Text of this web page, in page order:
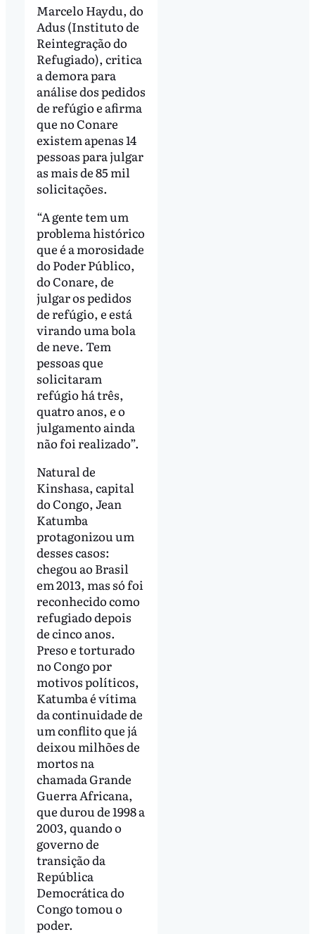
Marcelo Haydu, do
Adus (Instituto de
Reintegração do
Refugiado), critica
a demora para
análise dos pedidos
de refúgio e afirma
que no Conare
existem apenas 14
pessoas para julgar
as mais de 85 mil
solicitações.
“A gente tem um
problema histórico
que é a morosidade
do Poder Público,
do Conare, de
julgar os pedidos
de refúgio, e está
virando uma bola
de neve. Tem
pessoas que
solicitaram
refúgio há três,
quatro anos, e o
julgamento ainda
não foi realizado”.
Natural de
Kinshasa, capital
do Congo, Jean
Katumba
protagonizou um
desses casos:
chegou ao Brasil
em 2013, mas só foi
reconhecido como
refugiado depois
de cinco anos.
Preso e torturado
no Congo por
motivos políticos,
Katumba é vítima
da continuidade de
um conflito que já
deixou milhões de
mortos na
chamada Grande
Guerra Africana,
que durou de 1998 a
2003, quando o
governo de
transição da
República
Democrática do
Congo tomou o
poder.